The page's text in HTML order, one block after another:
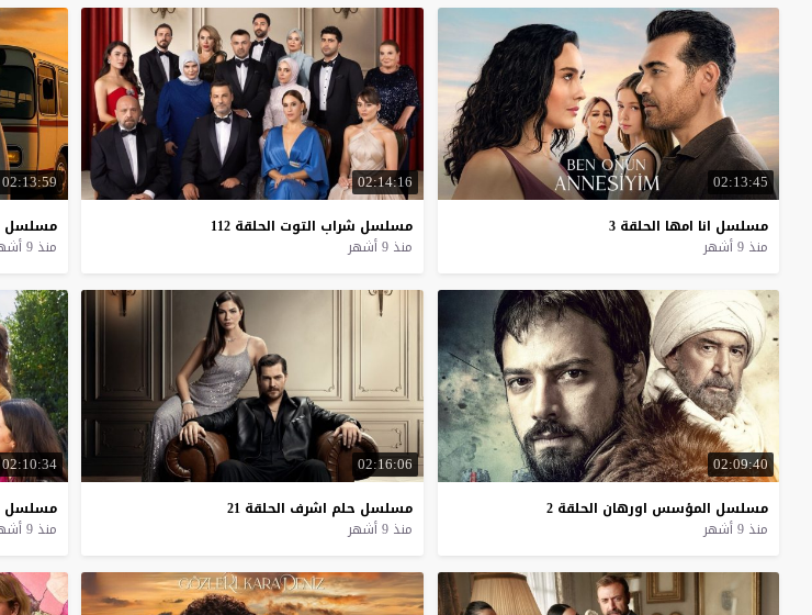
02:13:45
مسلسل انا امها الحلقة 3
منذ 9 أشهر
02:14:16
مسلسل شراب التوت الحلقة 112
منذ 9 أشهر
02:13:59
مسلسل
منذ 9 أشهر
02:09:40
مسلسل المؤسس اورهان الحلقة 2
منذ 9 أشهر
02:16:06
مسلسل حلم اشرف الحلقة 21
منذ 9 أشهر
02:10:34
مسلسل
منذ 9 أشهر